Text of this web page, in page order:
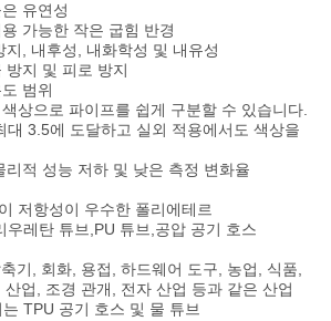
유연성
가능한 작은 굽힘 반경
, 내후성, 내화학성 및 내유성
방지 및 피로 방지
범위
상으로 파이프를 쉽게 구분할 수 있습니다.
대 3.5에 도달하고 실외 적용에서도 색상을
리적 성능 저하 및 낮은 측정 변화율
저항성이 우수한 폴리에테르
우레탄 튜브,PU 튜브,공압 공기 호스
기, 회화, 용접, 하드웨어 도구, 농업, 식품,
업, 조경 관개, 전자 산업 등과 같은 산업
TPU 공기 호스 및 물 튜브